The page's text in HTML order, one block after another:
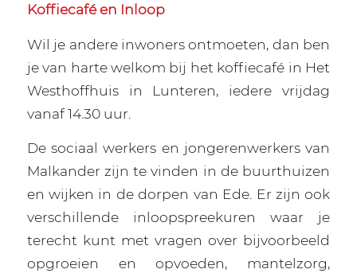
Koffiecafé en Inloop
Wil je andere inwoners ontmoeten, dan ben
je van harte welkom bij het koffiecafé in Het
Westhoffhuis in Lunteren, iedere vrijdag
vanaf 14.30 uur.
De sociaal werkers en jongerenwerkers van
Malkander zijn te vinden in de buurthuizen
en wijken in de dorpen van Ede. Er zijn ook
verschillende inloopspreekuren waar je
terecht kunt met vragen over bijvoorbeeld
opgroeien en opvoeden, mantelzorg,